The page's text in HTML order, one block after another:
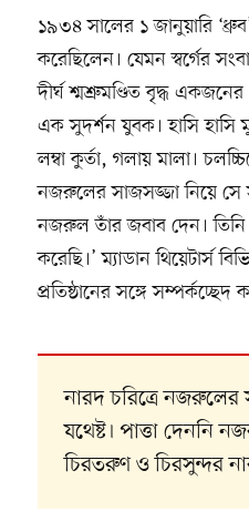
১৯৩৪ সালের ১ জানুয়ারি
করেছিলেন। যেমন স্বর্গের
দীর্ঘ শ্মশ্রুমণ্ডিত বৃদ্ধ
এক সুদর্শন যুবক। হাসি হাসি
লম্বা কুর্তা, গলায় মালা।
নজরুলের সাজসজ্জা নিয়ে সে
নজরুল তাঁর জবাব দেন। তিনি
করেছি।’ ম্যাডান থিয়েটার্স
প্রতিষ্ঠানের সঙ্গে সম্পর্কচ্ছেদ
নারদ চরিত্রে নজরুলের
যথেষ্ট। পাত্তা
চিরতরুণ ও চিরসুন্দর